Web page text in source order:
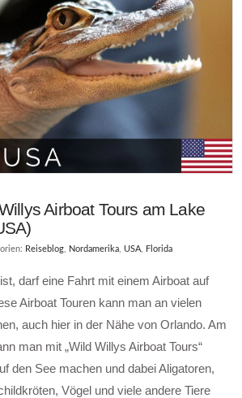
Airboat Tours am Lake
Reiseblog Nordamerika USA Florida
darf eine Fahrt mit einem Airboat auf
Airboat Touren kann man an vielen
auch hier in der Nähe von Orlando. Am
man mit „Wild Willys Airboat Tours“
den See machen und dabei Aligatoren,
Vögel und viele andere Tiere